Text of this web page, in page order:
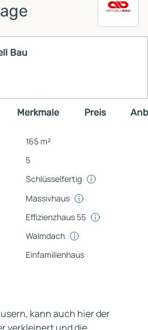
Bau
Merkmale Preis
165 m²
5
Schlüsselfertig
Massivhaus
Effizienzhaus 55
Walmdach
Einfamilienhaus
kann auch hier der